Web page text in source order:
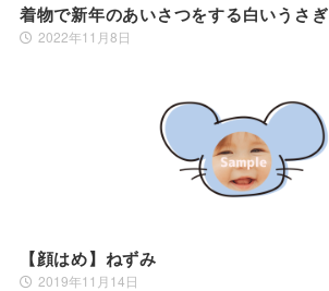
着物で新年のあいさつをする白いうさぎ
2022年11月8日
【顔はめ】ねずみ
2019年11月14日